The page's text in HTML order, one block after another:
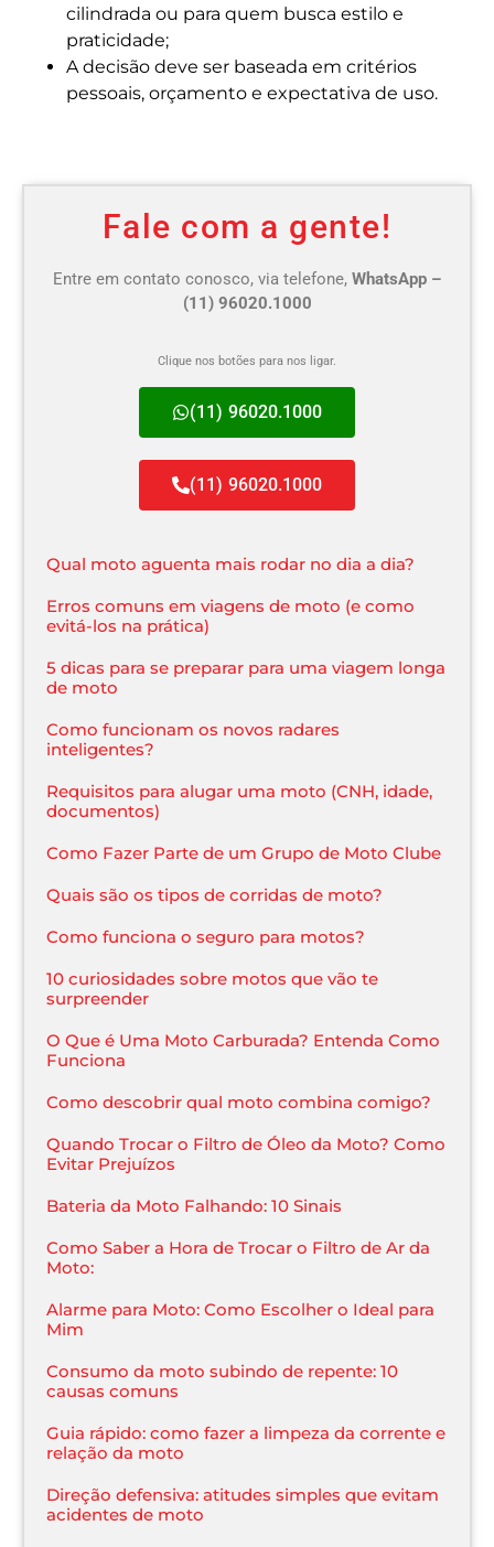
cilindrada ou para quem busca estilo e
praticidade;
A decisão deve ser baseada em critérios
pessoais, orçamento e expectativa de uso.
Fale com a gente!
Entre em contato conosco, via telefone, WhatsApp –
(11) 96020.1000
Clique nos botões para nos ligar.
(11) 96020.1000
(11) 96020.1000
Qual moto aguenta mais rodar no dia a dia?
Erros comuns em viagens de moto (e como
evitá-los na prática)
5 dicas para se preparar para uma viagem longa
de moto
Como funcionam os novos radares
inteligentes?
Requisitos para alugar uma moto (CNH, idade,
documentos)
Como Fazer Parte de um Grupo de Moto Clube
Quais são os tipos de corridas de moto?
Como funciona o seguro para motos?
10 curiosidades sobre motos que vão te
surpreender
O Que é Uma Moto Carburada? Entenda Como
Funciona
Como descobrir qual moto combina comigo?
Quando Trocar o Filtro de Óleo da Moto? Como
Evitar Prejuízos
Bateria da Moto Falhando: 10 Sinais
Como Saber a Hora de Trocar o Filtro de Ar da
Moto:
Alarme para Moto: Como Escolher o Ideal para
Mim
Consumo da moto subindo de repente: 10
causas comuns
Guia rápido: como fazer a limpeza da corrente e
relação da moto
Direção defensiva: atitudes simples que evitam
acidentes de moto